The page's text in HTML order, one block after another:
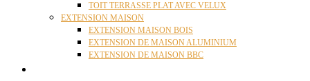
TOIT TERRASSE PLAT AVEC VELUX
EXTENSION MAISON
EXTENSION MAISON BOIS
EXTENSION DE MAISON ALUMINIUM
EXTENSION DE MAISON BBC